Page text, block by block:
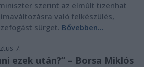
szerint az elmúlt tizenhat
való felkészülés,
sürget. Bővebben...
7.
ezek után?” – Borsa Miklós